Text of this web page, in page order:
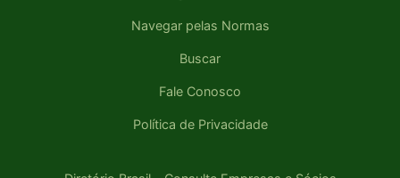
Navegar pelas Normas
Buscar
Fale Conosco
Política de Privacidade